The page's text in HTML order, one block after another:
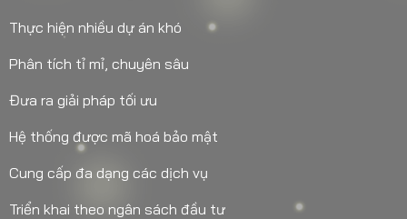
Thực hiện nhiều dự án khó
Phân tích tỉ mỉ, chuyên sâu
Đưa ra giải pháp tối ưu
Hệ thống được mã hoá bảo mật
Cung cấp đa dạng các dịch vụ
Triển khai theo ngân sách đầu tư